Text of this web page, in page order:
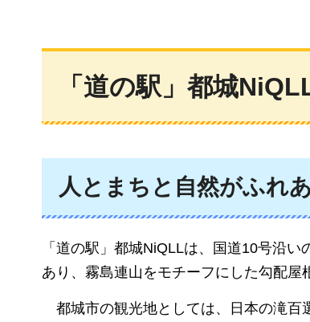
「道の駅」都城
人とまちと自然がふれ
「道の駅」都城NiQLLは、国道10号沿
あり、霧島連山をモチーフにした勾配屋
都城市の観光地としては、日本の滝